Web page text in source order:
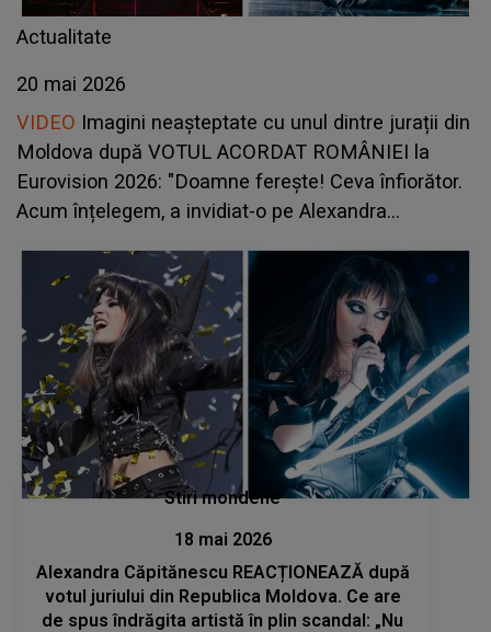
Actualitate
20 mai 2026
VIDEO Imagini neașteptate cu unul dintre jurații din
Moldova după VOTUL ACORDAT ROMÂNIEI la
Eurovision 2026: "Doamne ferește! Ceva înfiorător.
Acum înțelegem, a invidiat-o pe Alexandra
Stiri mondene
18 mai 2026
Alexandra Căpitănescu REACȚIONEAZĂ după
votul juriului din Republica Moldova. Ce are
de spus îndrăgita artistă în plin scandal: „Nu